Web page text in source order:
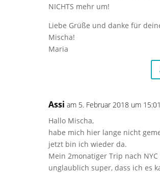
NICHTS mehr um!
Liebe Grüße und danke für
Mischa!
Maria
Assi am 5. Februar 2018 um 15:01
Hallo Mischa,
habe mich hier lange nicht
jetzt bin ich wieder da.
Mein 2monatiger Trip nach NYC
unglaublich super, dass ich es